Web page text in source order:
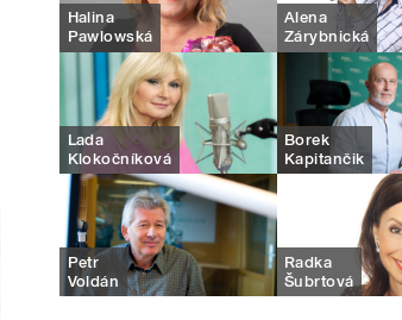
Halina
Pawlowská
Alena
Zárybnická
Lada
Klokočníková
Borek
Kapitančik
Petr
Voldán
Radka
Šubrtová